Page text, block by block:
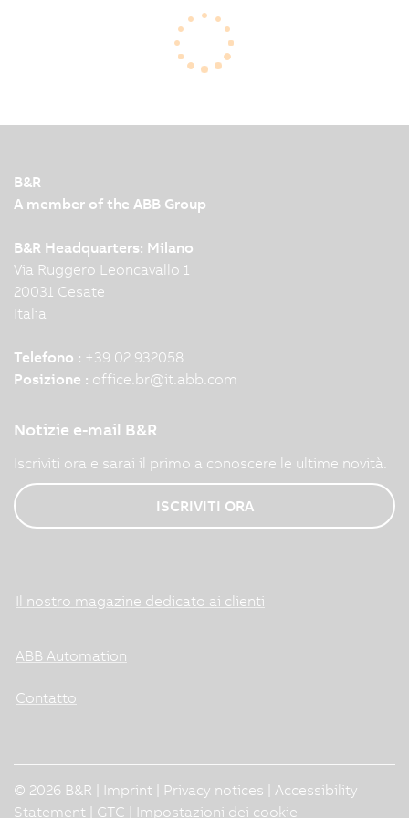
molding is king. For rapid prototypping, nothing
beats a 3D printer. If your requirements fall
somewhere inetween, you'll have to make some
B&R
A member of the ABB Group
B&R Headquarters: Milano
Via Ruggero Leoncavallo 1
20031 Cesate
Italia
Telefono : +39 02 932058
Posizione : office.br@it.abb.com
Notizie e-mail B&R
Iscriviti ora e sarai il primo a conoscere le ultime novità.
ISCRIVITI ORA
Il nostro magazine dedicato ai clienti
ABB Automation
Contatto
© 2026 B&R | Imprint Privacy notices
Accessibility
Statement
GTC Impostazioni dei cookie